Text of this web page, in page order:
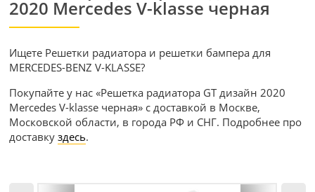
2020 Mercedes V-klasse черная
Ищете Решетки радиатора и решетки бампера для
MERCEDES-BENZ V-KLASSE?
Покупайте у нас «Решетка радиатора GT дизайн 2020
Mercedes V-klasse черная» с доставкой в Москве,
Московской области, в города РФ и СНГ. Подробнее про
доставкуздесь.